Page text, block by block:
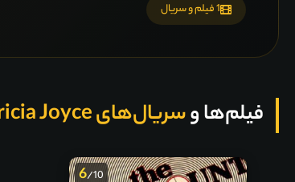
1 فیلم و سریال
فیلم‌ها وسریال‌های Patricia Joyce
6/10